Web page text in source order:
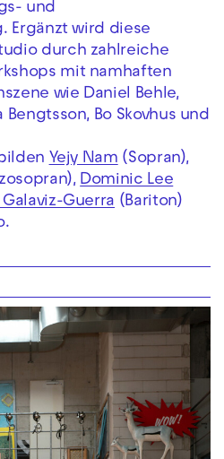
und
Ergänzt wird diese
durch zahlreiche
mit namhaften
wie Daniel Behle,
Bo Skovhus und
Yejy Nam (Sopran),
Dominic Lee
Guerra (Bariton)